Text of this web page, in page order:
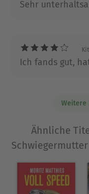
wechselnder Zu-
lebt mit ihren drei
Sehr
Ich fands gut,
Weitere
Ähnliche